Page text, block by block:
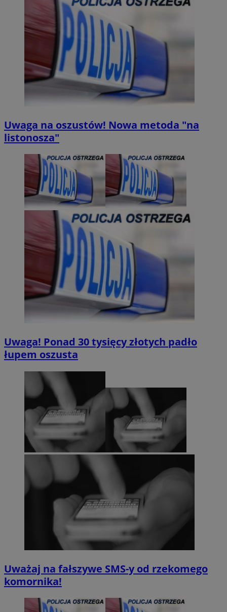
Uwaga na oszustów! Nowa metoda "na
listonosza"
Uwaga! Ponad 30 tysięcy złotych padło
łupem oszusta
Uważaj na fałszywe SMS-y od rzekomego
komornika!